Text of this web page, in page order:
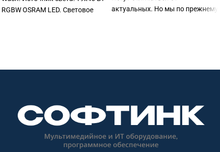
RGBW OSRAM LED. Световое
актуальных. Но мы по прежнему